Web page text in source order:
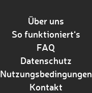
Über uns
So funktioniert‘s
FAQ
Datenschutz
Nutzungsbedingungen
Kontakt